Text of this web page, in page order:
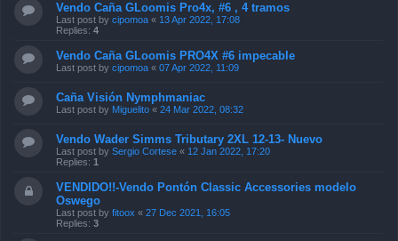
Vendo Caña GLoomis Pro4x, #6 , 4 tramos
Last post by cipomoa « 13 Apr 2022, 17:08
Replies: 4
Vendo Caña GLoomis PRO4X #6 impecable
Last post by cipomoa « 07 Apr 2022, 11:09
Caña Visión Nymphmaniac
Last post by Miguelito « 24 Mar 2022, 08:32
Vendo Wader Simms Tributary 2XL 12-13- Nuevo
Last post by Sergio Cortese « 12 Jan 2022, 17:20
Replies: 1
VENDIDO!!-Vendo Pontón Classic Accessories modelo
Oswego
Last post by fitoox « 27 Dec 2021, 16:05
Replies: 3